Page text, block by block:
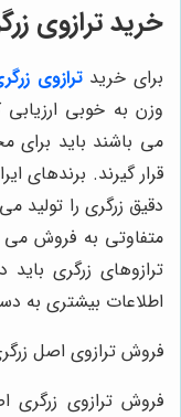
خرید ترازوی
برای خریدترازوی
وزن به خوبی
می باشند باید برای
قرار گیرند. برندهای
دقیق زرگری را تولید
متفاوتی به فروش می
ترازوهای زرگری
اطلاعات بیشتری به
فروش ترازوی اصل
فروش ترازوی زرگری